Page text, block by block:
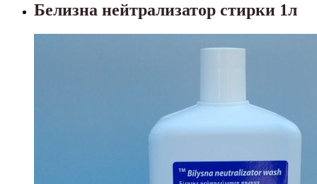
Белизна нейтрализатор стирки 1л